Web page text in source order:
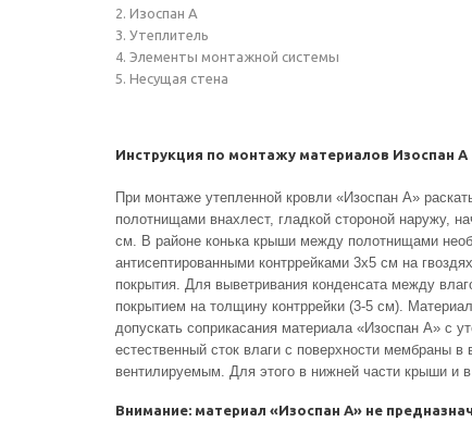
2. Изоспан А
3. Утеплитель
4. Элементы монтажной системы
5. Несущая стена
Инструкция по монтажу материалов Изоспан А
При монтаже утепленной кровли «Изоспан А»
полотнищами внахлест, гладкой стороной наружу,
см. В районе конька крыши между полотнищами
антисептированными контррейками 3х5 см на
покрытия. Для выветривания конденсата между
покрытием на толщину контррейки (3-5 см).
допускать соприкасания материала «Изоспан А» с
естественный сток влаги с поверхности мембраны
вентилируемым. Для этого в нижней части крыши и
Внимание: материал «Изоспан А» не